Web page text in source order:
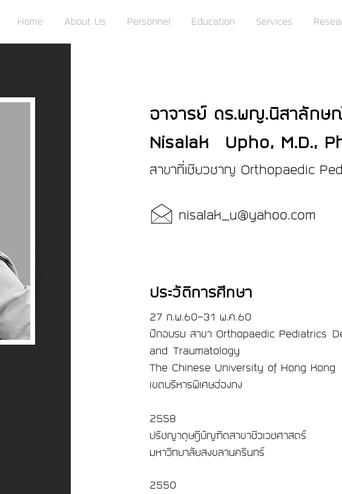
Home About Us Personnel Education Services
อาจารย์ ดร.พญ.นิสาลักษ
Nisalak Upho, M.D.,
สาขาที่เชียวชาญ Orthopaedic
nisalak_u@yahoo.com
ประวัติการศึกษา
27 ก.พ.60-31 พ.ค.60
ฝึกอบรม สาขา Orthopaedic Pediatrics
and Traumatology
The Chinese University of Hong Kong
เขตบริหารพิเศษฮ่องกง
2558
ปรัชญาดุษฎีบัญฑิตสาขาชีวเวชศาสตร์
มหาวิทยาลัยสงขลานครินทร์
2550